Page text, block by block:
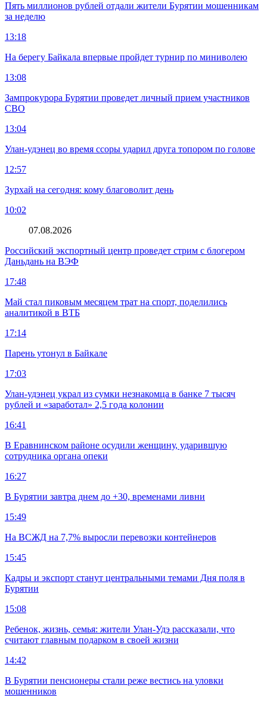
Пять миллионов рублей отдали жители Бурятии мошенникам
за неделю
13:18
На берегу Байкала впервые пройдет турнир по миниволею
13:08
Зампрокурора Бурятии проведет личный прием участников
СВО
13:04
Улан-удэнец во время ссоры ударил друга топором по голове
12:57
Зурхай на сегодня: кому благоволит день
10:02
07.08.2026
Российский экспортный центр проведет стрим с блогером
Даньдань на ВЭФ
17:48
Май стал пиковым месяцем трат на спорт, поделились
аналитикой в ВТБ
17:14
Парень утонул в Байкале
17:03
Улан-удэнец украл из сумки незнакомца в банке 7 тысяч
рублей и «заработал» 2,5 года колонии
16:41
В Еравнинском районе осудили женщину, ударившую
сотрудника органа опеки
16:27
В Бурятии завтра днем до +30, временами ливни
15:49
На ВСЖД на 7,7% выросли перевозки контейнеров
15:45
Кадры и экспорт станут центральными темами Дня поля в
Бурятии
15:08
Ребенок, жизнь, семья: жители Улан-Удэ рассказали, что
считают главным подарком в своей жизни
14:42
В Бурятии пенсионеры стали реже вестись на уловки
мошенников